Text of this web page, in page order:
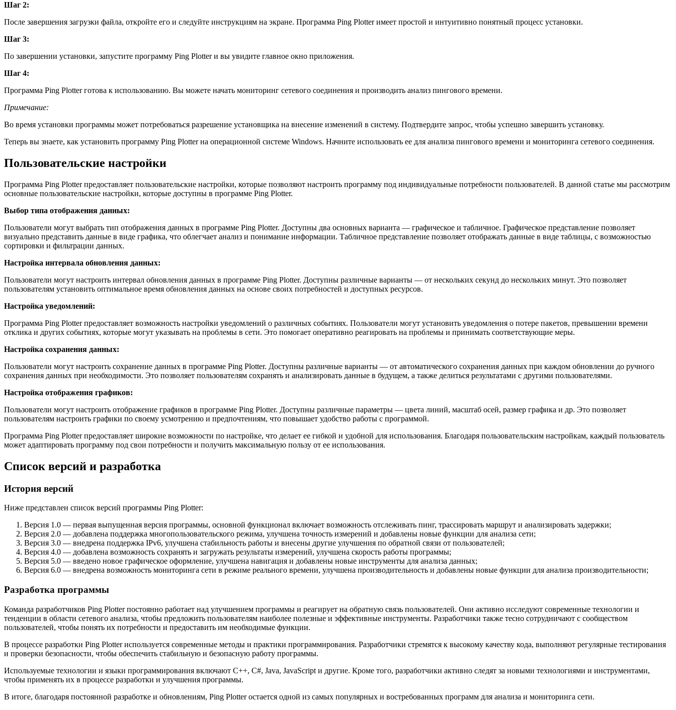
Шаг 2:
После завершения загрузки файла, откройте его и следуйте инструкциям на экране. Программа Ping Plotter имеет простой и интуитивно понятный процесс установки.
Шаг 3:
По завершении установки, запустите программу Ping Plotter и вы увидите главное окно приложения.
Шаг 4:
Программа Ping Plotter готова к использованию. Вы можете начать мониторинг сетевого соединения и производить анализ пингового времени.
Примечание:
Во время установки программы может потребоваться разрешение установщика на внесение изменений в систему. Подтвердите запрос, чтобы успешно завершить установку.
Теперь вы знаете, как установить программу Ping Plotter на операционной системе Windows. Начните использовать ее для анализа пингового времени и мониторинга сетевого соединения.
Пользовательские настройки
Программа Ping Plotter предоставляет пользовательские настройки, которые позволяют настроить программу под индивидуальные потребности пользователей. В данной статье мы рассмотрим
основные пользовательские настройки, которые доступны в программе Ping Plotter.
Выбор типа отображения данных:
Пользователи могут выбрать тип отображения данных в программе Ping Plotter. Доступны два основных варианта — графическое и табличное. Графическое представление позволяет
визуально представить данные в виде графика, что облегчает анализ и понимание информации. Табличное представление позволяет отображать данные в виде таблицы, с возможностью
сортировки и фильтрации данных.
Настройка интервала обновления данных:
Пользователи могут настроить интервал обновления данных в программе Ping Plotter. Доступны различные варианты — от нескольких секунд до нескольких минут. Это позволяет
пользователям установить оптимальное время обновления данных на основе своих потребностей и доступных ресурсов.
Настройка уведомлений:
Программа Ping Plotter предоставляет возможность настройки уведомлений о различных событиях. Пользователи могут установить уведомления о потере пакетов, превышении времени
отклика и других событиях, которые могут указывать на проблемы в сети. Это помогает оперативно реагировать на проблемы и принимать соответствующие меры.
Настройка сохранения данных:
Пользователи могут настроить сохранение данных в программе Ping Plotter. Доступны различные варианты — от автоматического сохранения данных при каждом обновлении до ручного
сохранения данных при необходимости. Это позволяет пользователям сохранять и анализировать данные в будущем, а также делиться результатами с другими пользователями.
Настройка отображения графиков:
Пользователи могут настроить отображение графиков в программе Ping Plotter. Доступны различные параметры — цвета линий, масштаб осей, размер графика и др. Это позволяет
пользователям настроить графики по своему усмотрению и предпочтениям, что повышает удобство работы с программой.
Программа Ping Plotter предоставляет широкие возможности по настройке, что делает ее гибкой и удобной для использования. Благодаря пользовательским настройкам, каждый пользователь
может адаптировать программу под свои потребности и получить максимальную пользу от ее использования.
Список версий и разработка
История версий
Ниже представлен список версий программы Ping Plotter:
Версия 1.0 — первая выпущенная версия программы, основной функционал включает возможность отслеживать пинг, трассировать маршрут и анализировать задержки;
Версия 2.0 — добавлена поддержка многопользовательского режима, улучшена точность измерений и добавлены новые функции для анализа сети;
Версия 3.0 — внедрена поддержка IPv6, улучшена стабильность работы и внесены другие улучшения по обратной связи от пользователей;
Версия 4.0 — добавлена возможность сохранять и загружать результаты измерений, улучшена скорость работы программы;
Версия 5.0 — введено новое графическое оформление, улучшена навигация и добавлены новые инструменты для анализа данных;
Версия 6.0 — внедрена возможность мониторинга сети в режиме реального времени, улучшена производительность и добавлены новые функции для анализа производительности;
Разработка программы
Команда разработчиков Ping Plotter постоянно работает над улучшением программы и реагирует на обратную связь пользователей. Они активно исследуют современные технологии и
тенденции в области сетевого анализа, чтобы предложить пользователям наиболее полезные и эффективные инструменты. Разработчики также тесно сотрудничают с сообществом
пользователей, чтобы понять их потребности и предоставить им необходимые функции.
В процессе разработки Ping Plotter используется современные методы и практики программирования. Разработчики стремятся к высокому качеству кода, выполняют регулярные тестирования
и проверки безопасности, чтобы обеспечить стабильную и безопасную работу программы.
Используемые технологии и языки программирования включают C++, C#, Java, JavaScript и другие. Кроме того, разработчики активно следят за новыми технологиями и инструментами,
чтобы применять их в процессе разработки и улучшения программы.
В итоге, благодаря постоянной разработке и обновлениям, Ping Plotter остается одной из самых популярных и востребованных программ для анализа и мониторинга сети.